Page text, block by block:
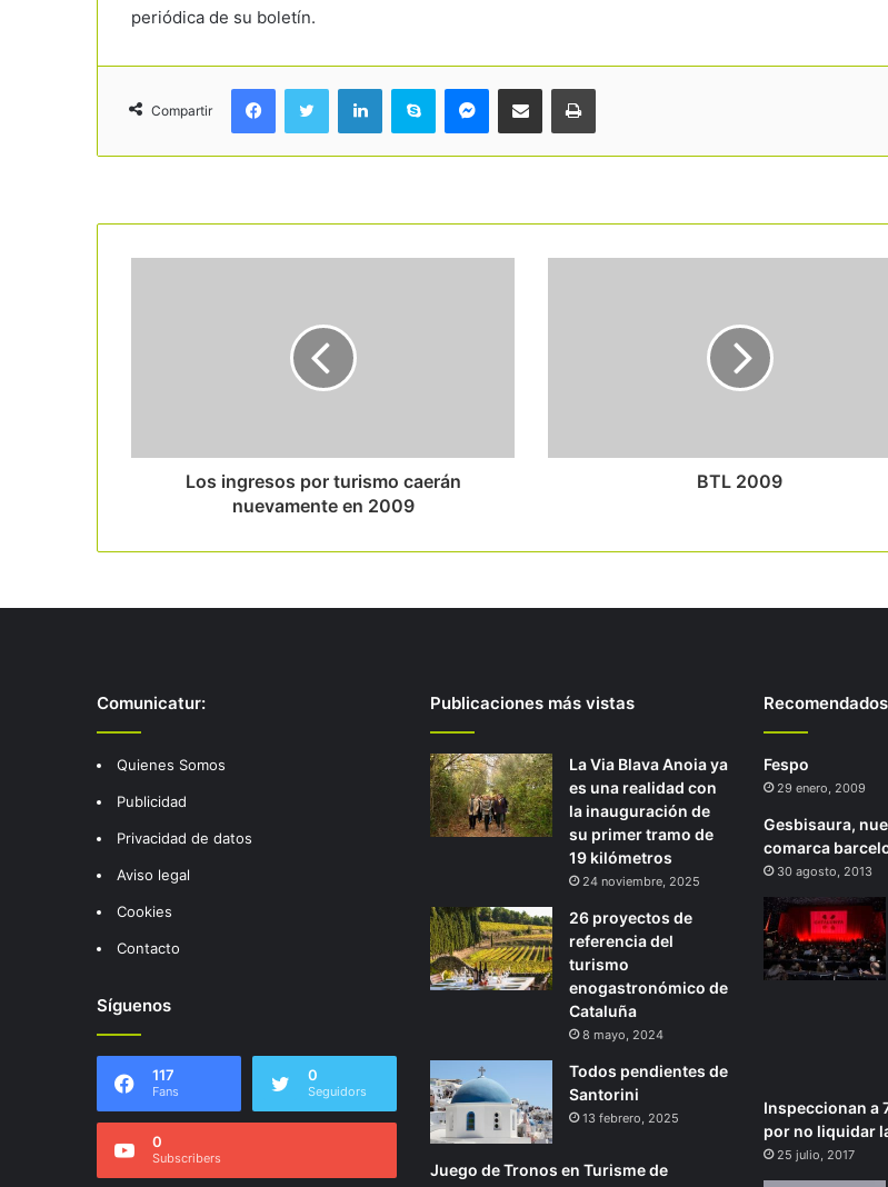
periódica de su boletín.
Compartir
Los ingresos por turismo caerán
nuevamente en 2009
BTL 2009
Comunicatur:
Quienes Somos
Publicidad
Privacidad de datos
Aviso legal
Cookies
Contacto
Síguenos
117
Fans
0
Seguidors
0
Subscribers
Publicaciones más vistas
La Via Blava Anoia ya
es una realidad con
la inauguración de
su primer tramo de
19 kilómetros
24 noviembre, 2025
26 proyectos de
referencia del
turismo
enogastronómico de
Cataluña
8 mayo, 2024
Todos pendientes de
Santorini
13 febrero, 2025
Juego de Tronos en Turisme de
Recomendados
Fespo
29 enero, 2009
Gesbisaura,
comarca
30 agosto, 2013
Inspeccionan a
por no liquidar
25 julio, 2017